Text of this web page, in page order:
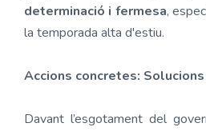
determinació i fermesa,
la temporada alta d'estiu.
Accions concretes:
Davant l’esgotament del